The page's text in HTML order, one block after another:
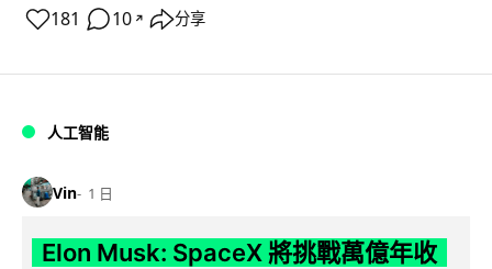
181 10 ↗ 分享
人工智能
Vin 1 日
Elon Musk: SpaceX 將挑戰萬億年收